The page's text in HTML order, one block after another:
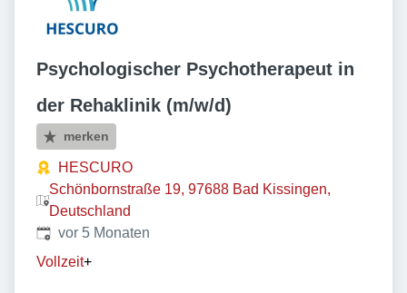
Psychologischer Psychotherapeut in
der Rehaklinik (m/w/d)
merken
HESCURO
Schönbornstraße 19, 97688 Bad Kissingen,
Deutschland
Veröffentlicht:
vor 5 Monaten
Vollzeit+